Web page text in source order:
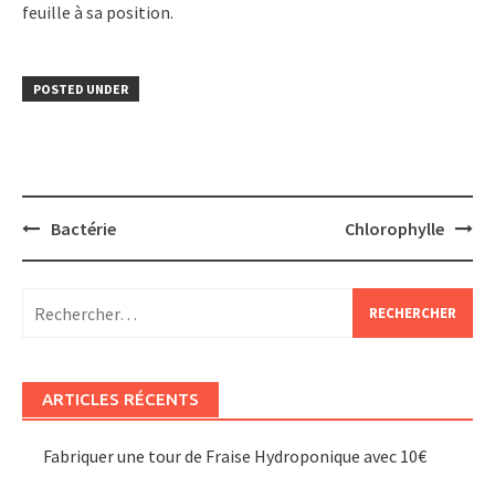
feuille à sa position.
POSTED UNDER
PostBactérie Chlorophylle
ARTICLES RÉCENTS
Fabriquer une tour de Fraise Hydroponique avec 10€